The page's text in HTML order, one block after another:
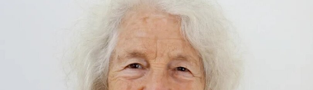
V&A东馆典藏库于2025年5月开放，向公众展示了
数千件尚未在其他场馆展出的藏品。负责馆内“预约
展品”项目的员工必须全程陪同调取馆藏，只有在另
一位同事到岗接替后，才能去洗手间。与他们服务